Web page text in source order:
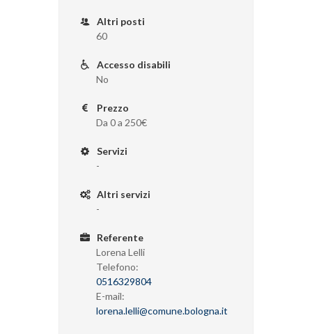
Altri posti
60
Accesso disabili
No
Prezzo
Da 0 a 250€
Servizi
-
Altri servizi
-
Referente
Lorena Lelli
Telefono:
0516329804
E-mail:
lorena.lelli@comune.bologna.it